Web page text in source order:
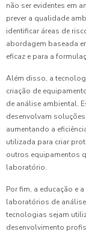
não ser evidentes em
prever a qualidade
identificar áreas de
abordagem baseada
eficaz e para a
Além disso, a
criação de
de análise ambiental.
desenvolvam
aumentando a
utilizada para criar
outros equipamentos
laboratório.
Por fim, a educação e
laboratórios de
tecnologias sejam
desenvolvimento